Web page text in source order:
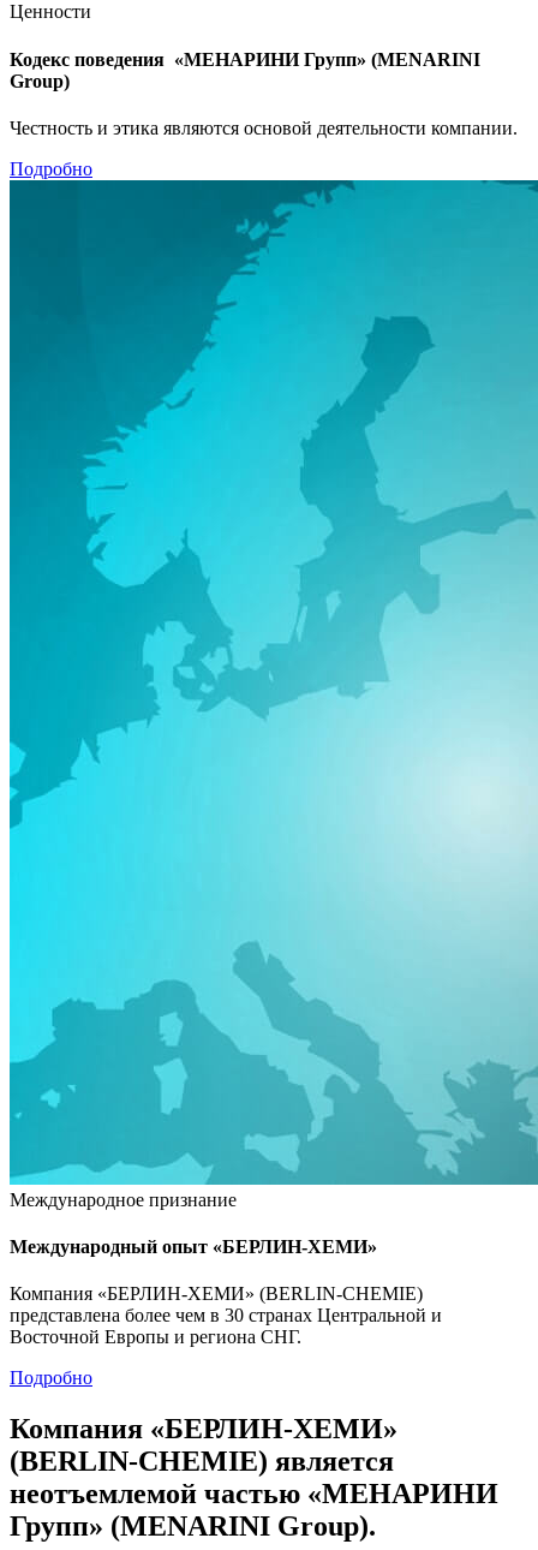
Ценности
Кодекс поведения «МЕНАРИНИ Групп» (MENARINI
Group)
Честность и этика являются основой деятельности компании.
Подробно
Международное признание
Международный опыт «БЕРЛИН-ХЕМИ»
Компания «БЕРЛИН-ХЕМИ» (BERLIN-CHEMIE)
представлена более чем в 30 странах Центральной и
Восточной Европы и региона СНГ.
Подробно
Компания «БЕРЛИН-ХЕМИ»
(BERLIN-CHEMIE) является
неотъемлемой частью «МЕНАРИНИ
Групп» (MENARINI Group).